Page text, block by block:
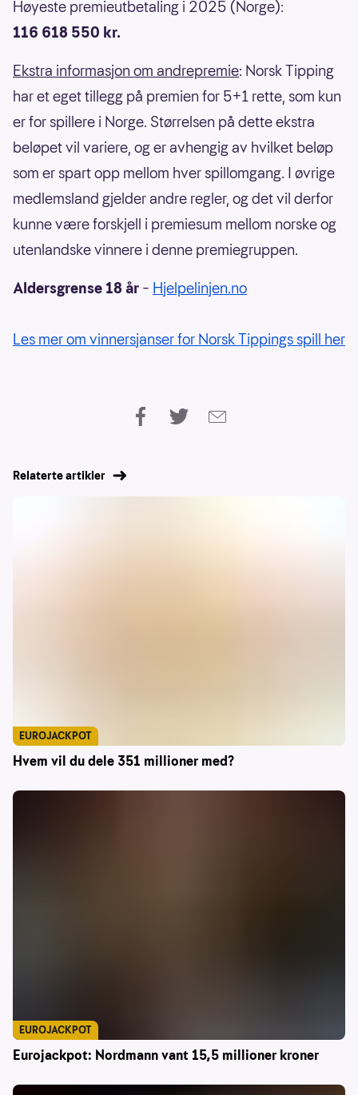
Høyeste premieutbetaling i 2025 (Norge):
116 618 550 kr.
Ekstra informasjon om andrepremie: Norsk Tipping
har et eget tillegg på premien for 5+1 rette, som kun
er for spillere i Norge. Størrelsen på dette ekstra
beløpet vil variere, og er avhengig av hvilket beløp
som er spart opp mellom hver spillomgang. I øvrige
medlemsland gjelder andre regler, og det vil derfor
kunne være forskjell i premiesum mellom norske og
utenlandske vinnere i denne premiegruppen.
Aldersgrense 18 år – Hjelpelinjen.no
Les mer om vinnersjanser for Norsk Tippings spill her
Relaterte artikler
Hvem vil du dele 351 millioner med?
EUROJACKPOT
Eurojackpot: Nordmann vant 15,5 millioner kroner
EUROJACKPOT